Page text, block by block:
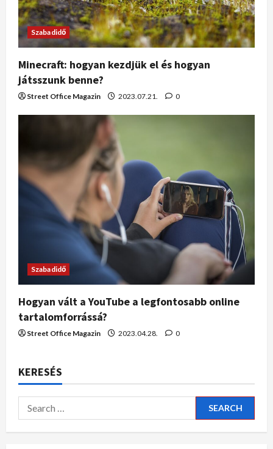
Szabadidő
Minecraft: hogyan kezdjük el és hogyan
játsszunk benne?
Street Office Magazin 2023.07.21. 0
Szabadidő
Hogyan vált a YouTube a legfontosabb online
tartalomforrássá?
Street Office Magazin 2023.04.28. 0
KERESÉS